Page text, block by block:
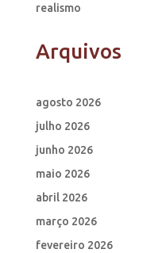
realismo
Arquivos
agosto 2026
julho 2026
junho 2026
maio 2026
abril 2026
março 2026
fevereiro 2026